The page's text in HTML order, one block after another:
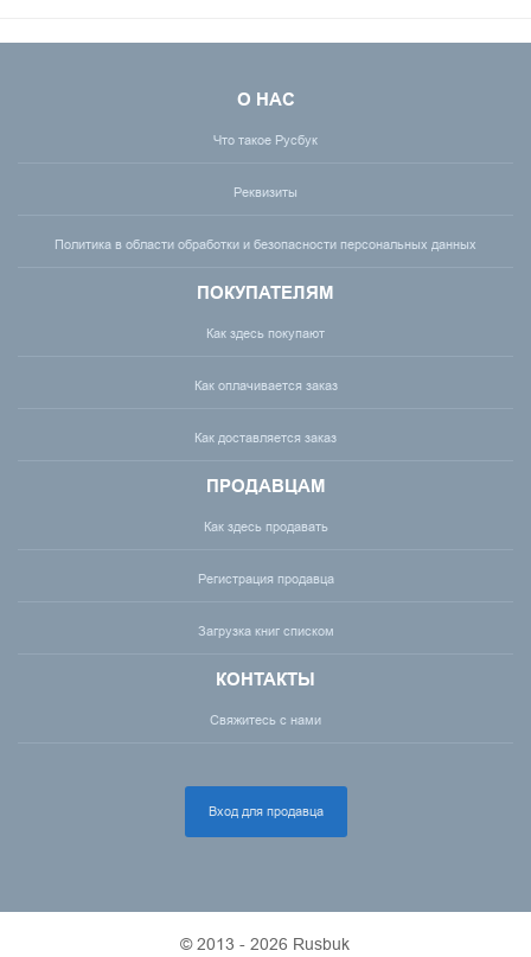
О НАС
Что такое Русбук
Реквизиты
Политика в области обработки и безопасности персональных данных
ПОКУПАТЕЛЯМ
Как здесь покупают
Как оплачивается заказ
Как доставляется заказ
ПРОДАВЦАМ
Как здесь продавать
Регистрация продавца
Загрузка книг списком
КОНТАКТЫ
Свяжитесь с нами
Вход для продавца
© 2013 - 2026 Rusbuk